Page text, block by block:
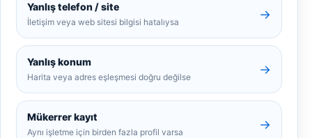
Yanlış telefon / site
İletişim veya web sitesi bilgisi hatalıysa
→
Yanlış konum
Harita veya adres eşleşmesi doğru değilse
→
Mükerrer kayıt
Aynı işletme için birden fazla profil varsa
→